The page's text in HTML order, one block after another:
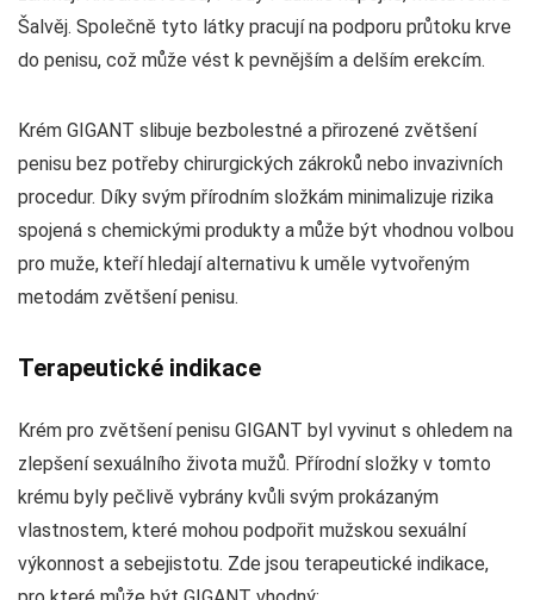
Šalvěj. Společně tyto látky pracují na podporu průtoku krve
do penisu, což může vést k pevnějším a delším erekcím.
Krém GIGANT slibuje bezbolestné a přirozené zvětšení
penisu bez potřeby chirurgických zákroků nebo invazivních
procedur. Díky svým přírodním složkám minimalizuje rizika
spojená s chemickými produkty a může být vhodnou volbou
pro muže, kteří hledají alternativu k uměle vytvořeným
metodám zvětšení penisu.
Terapeutické indikace
Krém pro zvětšení penisu GIGANT byl vyvinut s ohledem na
zlepšení sexuálního života mužů. Přírodní složky v tomto
krému byly pečlivě vybrány kvůli svým prokázaným
vlastnostem, které mohou podpořit mužskou sexuální
výkonnost a sebejistotu. Zde jsou terapeutické indikace,